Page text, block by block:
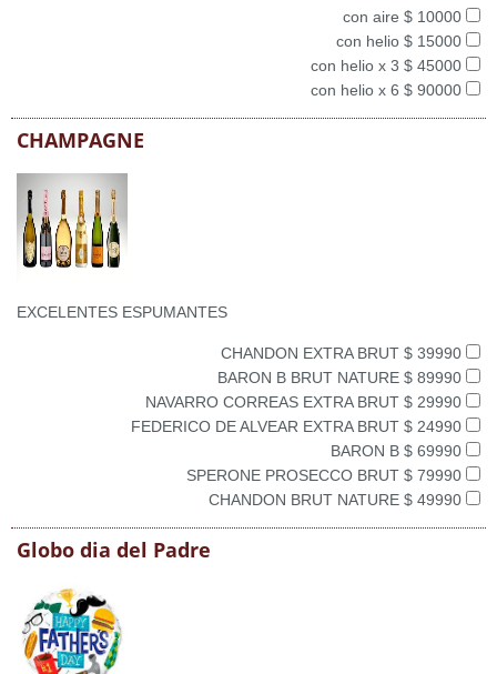
con aire $ 10000
con helio $ 15000
con helio x 3 $ 45000
con helio x 6 $ 90000
CHAMPAGNE
EXCELENTES ESPUMANTES
CHANDON EXTRA BRUT $ 39990
BARON B BRUT NATURE $ 89990
NAVARRO CORREAS EXTRA BRUT $ 29990
FEDERICO DE ALVEAR EXTRA BRUT $ 24990
BARON B $ 69990
SPERONE PROSECCO BRUT $ 79990
CHANDON BRUT NATURE $ 49990
Globo dia del Padre